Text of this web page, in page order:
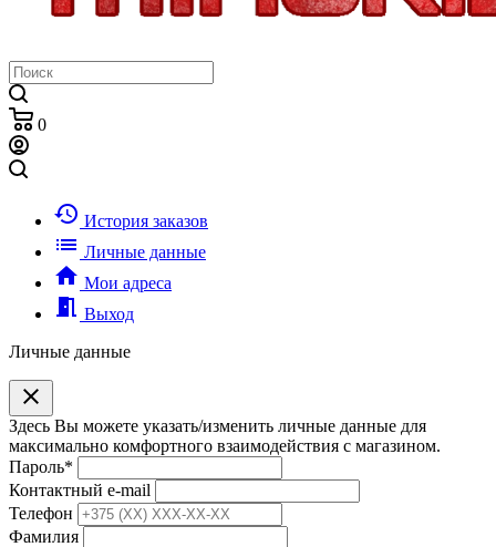
0
history История заказов
list Личные данные
home Мои адреса
meeting_room Выход
Личные данные
clear
Здесь Вы можете указать/изменить личные данные для
максимально комфортного взаимодействия с магазином.
Пароль*
Контактный e-mail
Телефон
Фамилия